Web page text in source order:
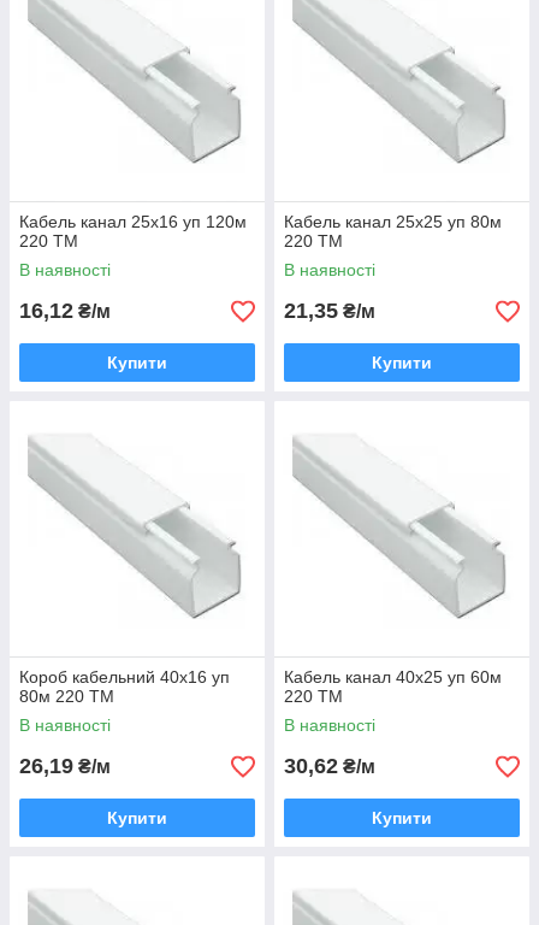
Кабель канал 25х16 уп 120м
220 ТМ
В наявності
16,12 ₴/м
Купити
Кабель канал 25х25 уп 80м
220 ТМ
В наявності
21,35 ₴/м
Купити
Короб кабельний 40х16 уп
80м 220 ТМ
В наявності
26,19 ₴/м
Купити
Кабель канал 40х25 уп 60м
220 ТМ
В наявності
30,62 ₴/м
Купити